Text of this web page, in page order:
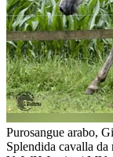
Purosangue arabo,
Splendida cavalla da